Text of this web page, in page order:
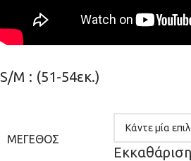
S/M : (51-54εκ.)
ΜΈΓΕΘΟΣ
Εκκαθάριση